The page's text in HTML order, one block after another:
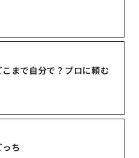
まで自分で？プロに頼む
ち